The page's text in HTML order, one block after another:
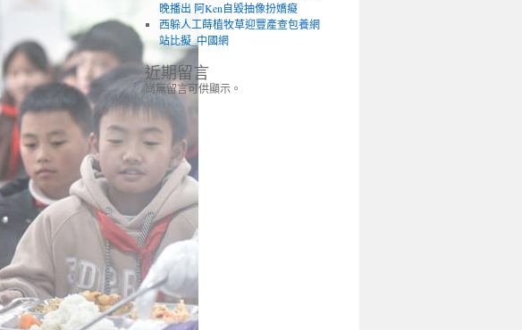
晚播出 阿Ken自毀抽像扮嬌癡
西躲人工蒔植牧草迎豐產查包養網
站比擬_中國網
近期留言
尚無留言可供顯示。